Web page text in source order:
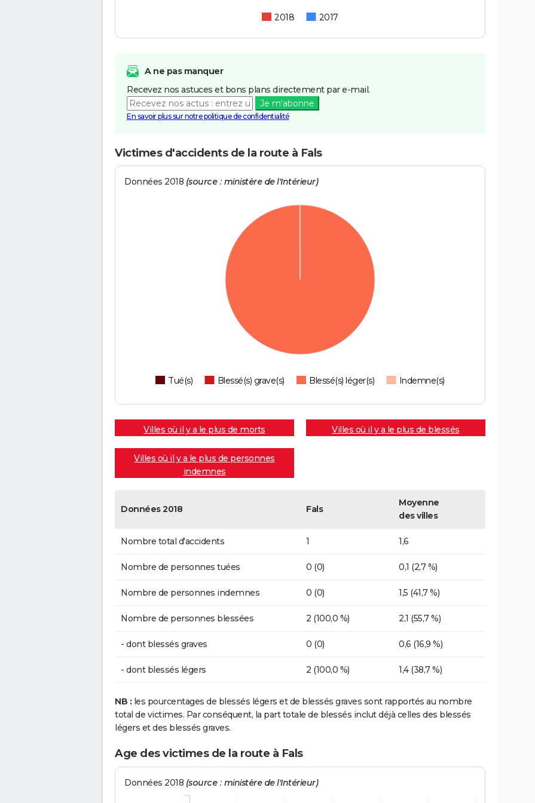
2018 2017
A ne pas manquer
Recevez nos astuces et bons plans directement par e-mail.
Je m'abonne
En savoir plus sur notre politique de confidentialité
Victimes d'accidents de la route à Fals
Données 2018 (source : ministère de l'Intérieur)
Tué(s) Blessé(s) grave(s) Blessé(s) léger(s) Indemne(s)
Villes où il y a le plus de morts Villes où il y a le plus de blessés
Villes où il y a le plus de personnes
indemnes
Données 2018 Fals
Moyenne
des villes
Nombre total d'accidents 1 1,6
Nombre de personnes tuées 0 (0) 0,1 (2,7 %)
Nombre de personnes indemnes 0 (0) 1,5 (41,7 %)
Nombre de personnes blessées 2 (100,0 %) 2,1 (55,7 %)
- dont blessés graves 0 (0) 0,6 (16,9 %)
- dont blessés légers 2 (100,0 %) 1,4 (38,7 %)
NB : les pourcentages de blessés légers et de blessés graves sont rapportés au nombre
total de victimes. Par conséquent, la part totale de blessés inclut déjà celles des blessés
légers et des blessés graves.
Age des victimes de la route à Fals
Données 2018 (source : ministère de l'Intérieur)